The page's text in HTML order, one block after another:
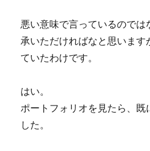
悪い意味で言っているのでは
承いただければなと思いま
ていたわけです。
はい。
ポートフォリオを見たら、既
した。